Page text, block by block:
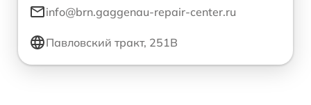
info@brn.gaggenau-repair-center.ru
Павловский тракт, 251В